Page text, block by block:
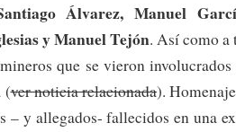
Álvarez,Manuel
yManuel Tejón. Así como a
que se vieron
(ver noticia relacionada).
– y allegados- fallecidos en una